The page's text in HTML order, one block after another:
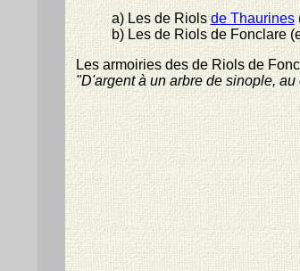
a) Les de Riolsde Thaurines
b) Les de Riols de Fonclare
Les armoiries des de Riols de
"D'argent à un arbre de sinople,